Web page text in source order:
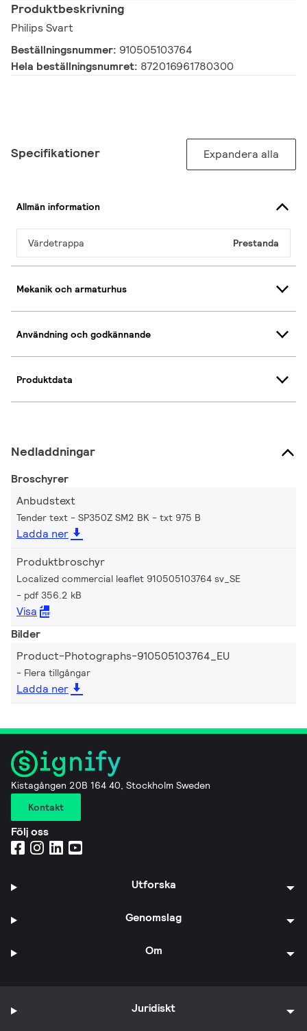
Produktbeskrivning
Philips Svart
Beställningsnummer: 910505103764
Hela beställningsnumret: 872016961780300
Specifikationer Expandera alla
Allmän information
Värdetrappa Prestanda
Mekanik och armaturhus
Användning och godkännande
Produktdata
Nedladdningar
Broschyrer
Anbudstext
Tender text - SP350Z SM2 BK txt 975 B
Ladda ner
Produktbroschyr
Localized commercial leaflet 910505103764 sv_SE
pdf 356.2 kB
Visa
Bilder
Product-Photographs-910505103764_EU
Flera tillgångar
Ladda ner
Kistagången 20B 164 40, Stockholm Sweden
Kontakt
Följ oss
Utforska
Genomslag
Om
Juridiskt